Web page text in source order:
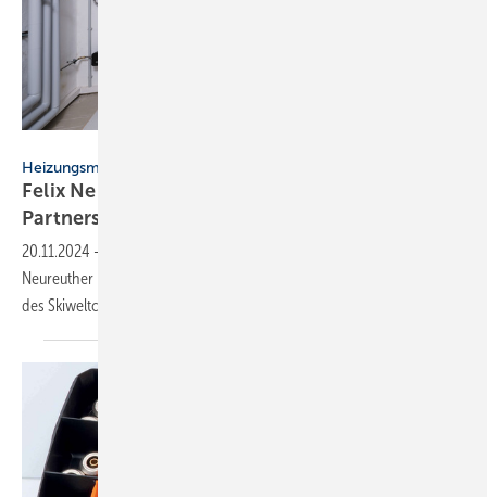
Heizungsmodernisierung
Felix Neureuther und Bosch starten
Partner­schaft
20.11.2024 -
Neureuther modernisieren das über 150 Jahre alte Zweifamilienhaus
des Skiweltcup-Gewinners mit einer